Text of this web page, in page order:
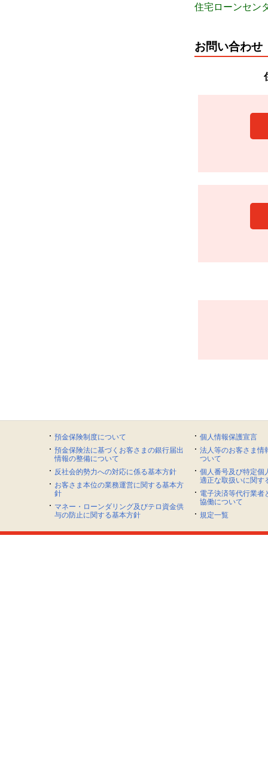
住宅ローンセン
お問い合わせ
預金保険制度について
預金保険法に基づくお客さまの銀行届出
情報の整備について
反社会的勢力への対応に係る基本方針
お客さま本位の業務運営に関する基本方
針
マネー・ローンダリング及びテロ資金供
与の防止に関する基本方針
個人情報保護宣言
法人等のお客さま情
ついて
個人番号及び特定個
適正な取扱いに関す
電子決済等代行業者
協働について
規定一覧